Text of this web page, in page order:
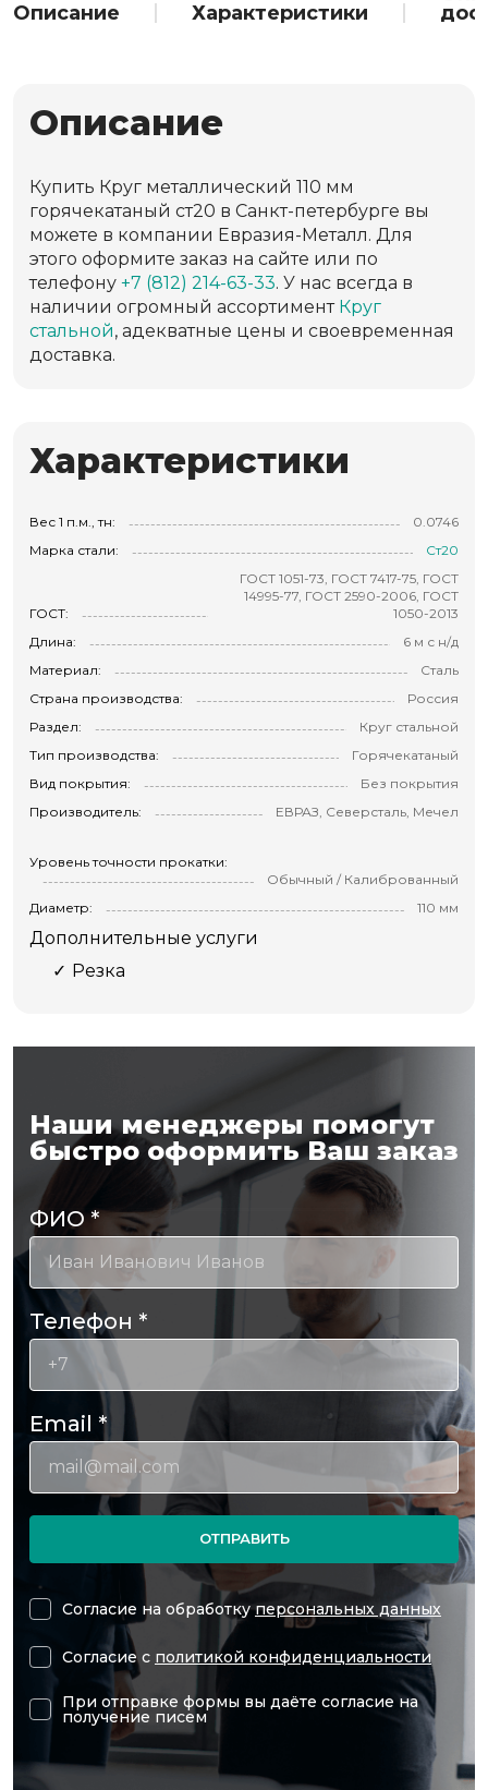
Описание Характеристики
Описание
Купить Круг металлический 110 мм
горячекатаный ст20 в Санкт-петербурге вы
можете в компании Евразия-Металл. Для
этого оформите заказ на сайте или по
телефону +7 (812) 214-63-33. У нас всегда в
наличии огромный ассортимент Круг
стальной, адекватные цены и своевременная
доставка.
Характеристики
Вес 1 п.м., тн:
0.0746
Марка стали:
Ст20
ГОСТ:
ГОСТ 1051-73, ГОСТ 7417-75, ГОСТ
14995-77, ГОСТ 2590-2006, ГОСТ
1050-2013
Длина:
6 м с н/д
Материал:
Сталь
Страна производства:
Россия
Раздел:
Круг стальной
Тип производства:
Горячекатаный
Вид покрытия:
Без покрытия
Производитель:
ЕВРАЗ, Северсталь, Мечел
Уровень точности прокатки:
Обычный / Калиброванный
Диаметр:
110 мм
Дополнительные услуги
Резка
Наши менеджеры помогут
быстро оформить Ваш заказ
ФИО*
Телефон *
Email *
ОТПРАВИТЬ
Согласие на обработкуперсональных данных
Согласие с политикой конфиденциальности
При отправке формы вы даёте согласие на
получение писем